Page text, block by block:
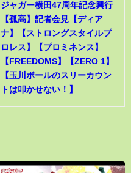
ジャガー横田47周年記念興行
【孤高】記者会見【ディア
ナ】【ストロングスタイルプ
ロレス】【プロミネンス】
【FREEDOMS】【ZERO 1】
【玉川ボールのスリーカウン
トは叩かせない！】